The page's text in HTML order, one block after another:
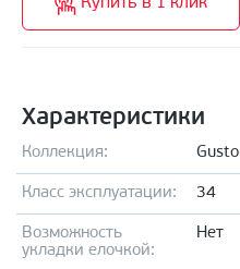
Характеристики
Коллекция: Gusto
Класс эксплуатации: 34
Возможность
укладки елочкой:
Нет